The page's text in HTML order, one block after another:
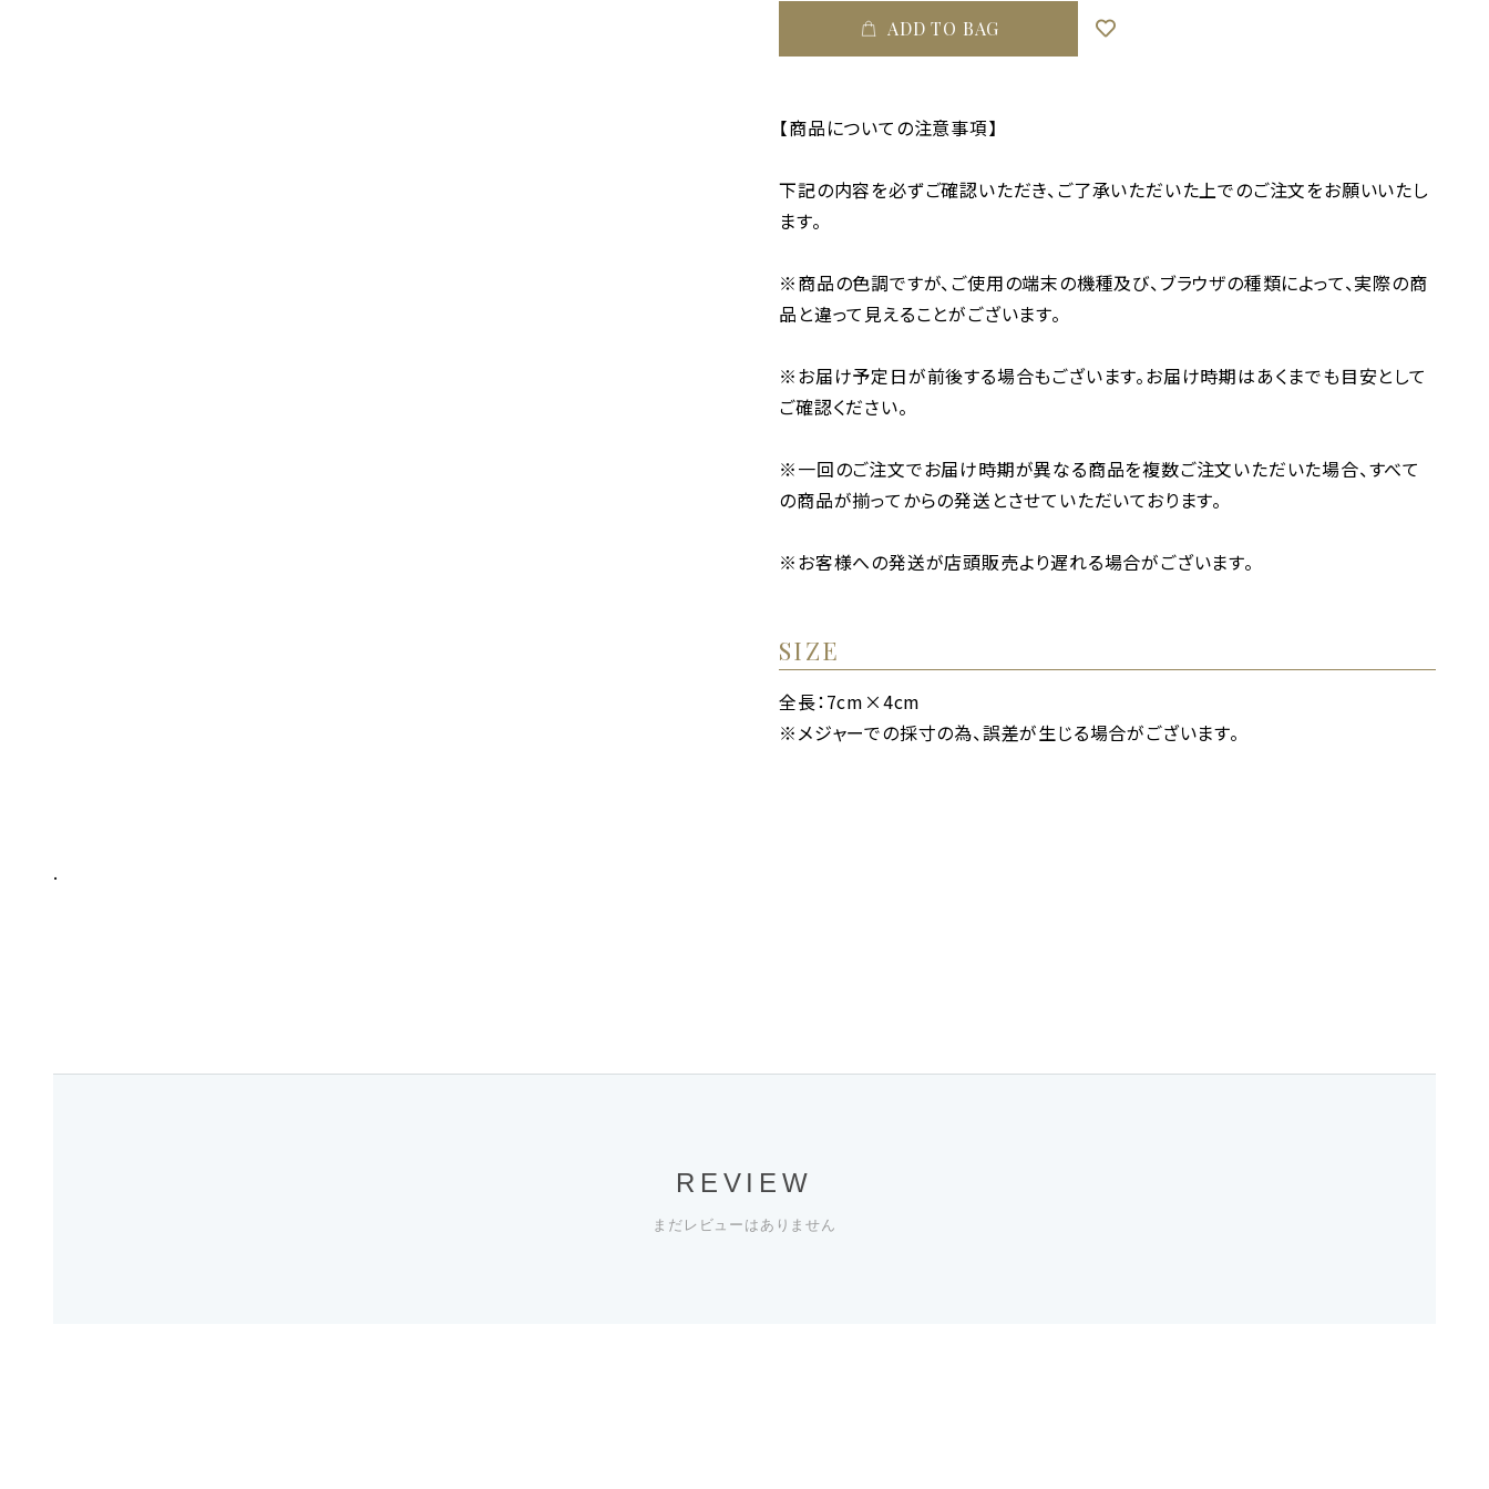
ADD TO BAG
【商品についての注意事項】
下記の内容を必ずご確認いただき、ご了承いただいた上でのご注文をお願いいたし
ます。
※商品の色調ですが、ご使用の端末の機種及び、ブラウザの種類によって、実際の商
品と違って見えることがございます。
※お届け予定日が前後する場合もございます。お届け時期はあくまでも目安として
ご確認ください。
※一回のご注文でお届け時期が異なる商品を複数ご注文いただいた場合、すべて
の商品が揃ってからの発送とさせていただいております。
※お客様への発送が店頭販売より遅れる場合がございます。
SIZE
全長：7cm×4cm
※メジャーでの採寸の為、誤差が生じる場合がございます。
.
REVIEW
まだレビューはありません